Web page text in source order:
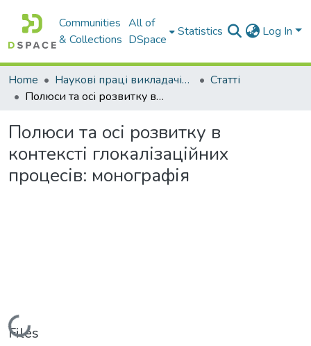
Communities
& Collections
All of
DSpace
Statistics Log In
Home Наукові праці викладачів Західноукраїнського Національного Університету
Статті
Полюси та осі розвитку в контексті глокалізаційних процесів: монографія
Полюси та осі розвитку в
контексті глокалізаційних
процесів: монографія
Loading...
Files